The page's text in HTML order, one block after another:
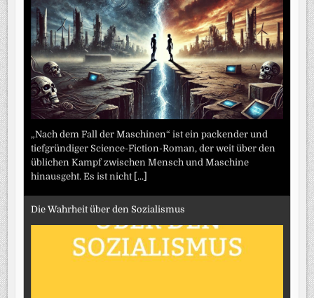
„Nach dem Fall der Maschinen“ ist ein packender und
tiefgründiger Science-Fiction-Roman, der weit über den
üblichen Kampf zwischen Mensch und Maschine
hinausgeht. Es ist nicht [...]
Die Wahrheit über den Sozialismus